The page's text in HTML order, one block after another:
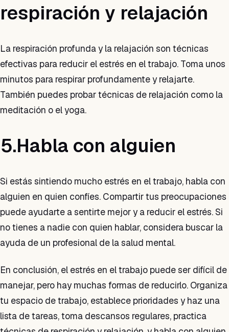
respiración y relajación
La respiración profunda y la relajación son técnicas
efectivas para reducir el estrés en el trabajo. Toma unos
minutos para respirar profundamente y relajarte.
También puedes probar técnicas de relajación como la
meditación o el yoga.
5.Habla con alguien
Si estás sintiendo mucho estrés en el trabajo, habla con
alguien en quien confíes. Compartir tus preocupaciones
puede ayudarte a sentirte mejor y a reducir el estrés. Si
no tienes a nadie con quien hablar, considera buscar la
ayuda de un profesional de la salud mental.
En conclusión, el estrés en el trabajo puede ser difícil de
manejar, pero hay muchas formas de reducirlo. Organiza
tu espacio de trabajo, establece prioridades y haz una
lista de tareas, toma descansos regulares, practica